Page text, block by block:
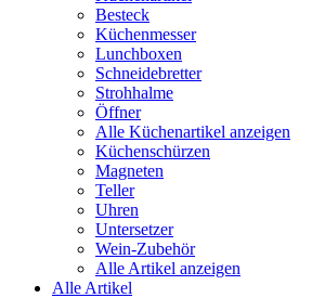
Besteck
Küchenmesser
Lunchboxen
Schneidebretter
Strohhalme
Öffner
Alle Küchenartikel anzeigen
Küchenschürzen
Magneten
Teller
Uhren
Untersetzer
Wein-Zubehör
Alle Artikel anzeigen
Alle Artikel